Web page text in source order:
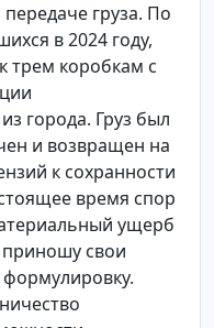
груза. По
в 2024 году,
трем коробкам с
города. Груз был
и возвращен на
к сохранности
время спор
ущерб
приношу свои